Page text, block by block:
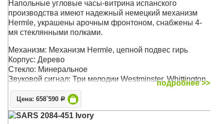
Напольные угловые часы-витрина испанского
производства имеют надежный немецкий механизм
Hermle, украшены арочным фронтоном, снабжены 4-
мя стеклянными полками.
Механизм: Механизм Hermle, цепной подвес гирь
Корпус: Дерево
Стекло: Минеральное
Звуковой сигнал: Три мелодии Westminster, Whittington,
St. Michael. Бой каждый час
Размер: 225х 85 х 37 см
подробнее >>
Цена: 658`590 Р
SARS 2084-451 Ivory